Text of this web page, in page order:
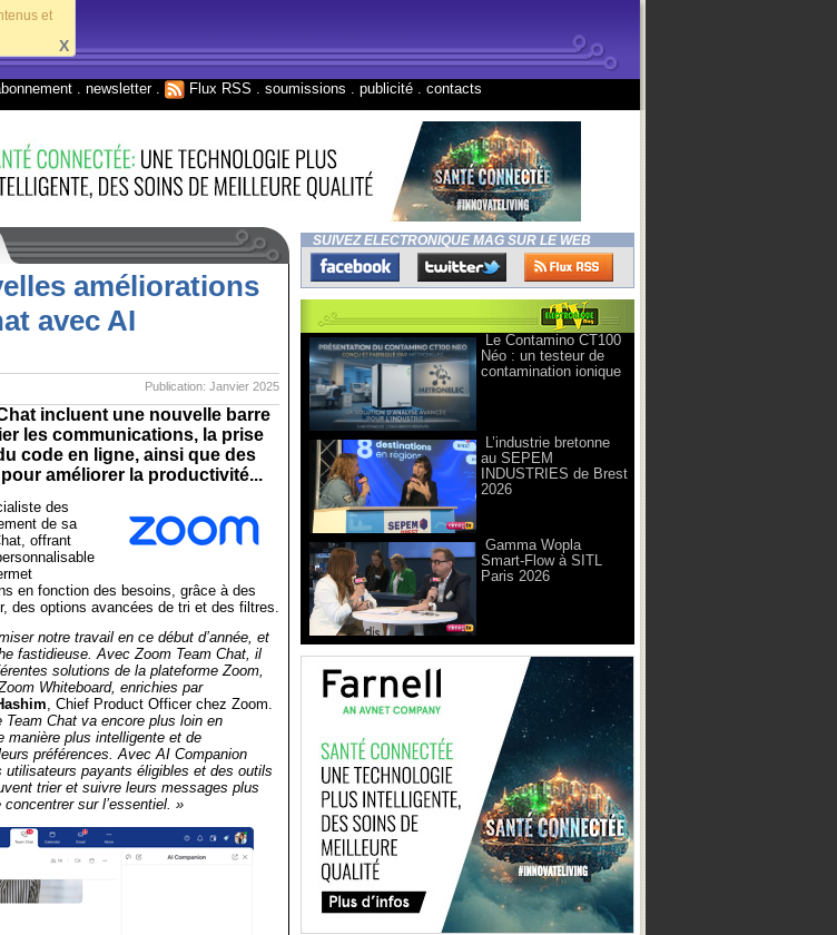
et
X
newsletter. Flux RSS soumissions publicité contacts
améliorations
avec AI
Publication: Janvier 2025
incluent une nouvelle barre
les communications, la prise
code en ligne, ainsi que des
améliorer la productivité...
des
de sa
offrant
en fonction des besoins, grâce à des
des options avancées de tri et des filtres.
notre travail en ce début d’année, et
fastidieuse. Avec Zoom Team Chat, il
solutions de la plateforme Zoom,
Whiteboard, enrichies par
, Chief Product Officer chez Zoom.
Chat va encore plus loin en
manière plus intelligente et de
préférences. Avec AI Companion
payants éligibles et des outils
trier et suivre leurs messages plus
sur l’essentiel. »
SUIVEZ ELECTRONIQUE MAG SUR LE WEB
Le Contamino CT100
Néo : un testeur de
contamination ionique
L’industrie bretonne
au SEPEM
INDUSTRIES de Brest
2026
Gamma Wopla
Smart-Flow à SITL
Paris 2026